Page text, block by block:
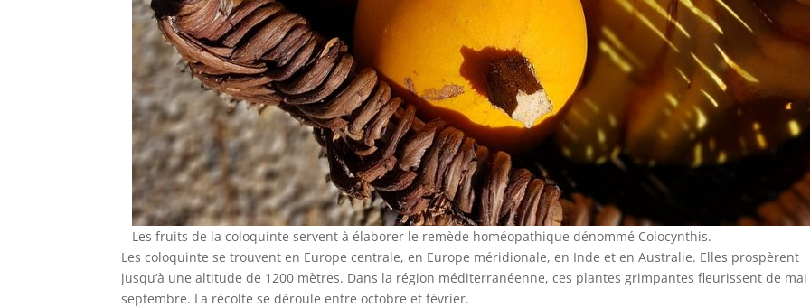
Les fruits de la coloquinte servent à élaborer le remède homéopathique dénommé Colocynthis.
Les coloquinte se trouvent en Europe centrale, en Europe méridionale, en Inde et en Australie. Elles prospèrent
jusqu’à une altitude de 1200 mètres. Dans la région méditerranéenne, ces plantes grimpantes fleurissent de mai
septembre. La récolte se déroule entre octobre et février.